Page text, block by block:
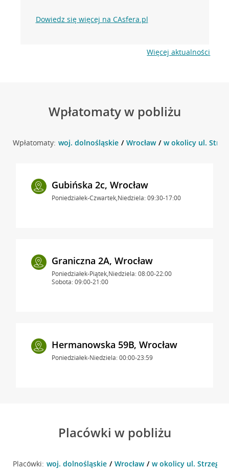
Dowiedz się więcej na CAsfera.pl
Więcej aktualności
Wpłatomaty w pobliżu
Wpłatomaty: woj. dolnośląskie Wrocław w okolicy ul.
Gubińska 2c, Wrocław
Poniedziałek-Czwartek,Niedziela: 09:30-17:00
Graniczna 2A, Wrocław
Poniedziałek-Piątek,Niedziela: 08:00-22:00
Sobota: 09:00-21:00
Hermanowska 59B, Wrocław
Poniedziałek-Niedziela: 00:00-23:59
Placówki w pobliżu
Placówki: woj. dolnośląskie Wrocław w okolicy ul.